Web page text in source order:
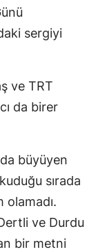
sergiyi
ve TRT
da birer
büyüyen
sırada
olamadı.
ve Durdu
bir metni